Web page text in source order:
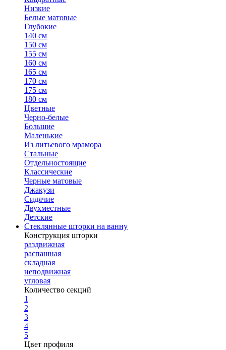
Низкие
Белые матовые
Глубокие
140 см
150 см
155 см
160 см
165 см
170 см
175 см
180 см
Цветные
Черно-белые
Большие
Маленькие
Из литьевого мрамора
Стальные
Отдельностоящие
Классические
Черные матовые
Джакузи
Сидячие
Двухместные
Детские
Стеклянные шторки на ванну
Конструкция шторки
раздвижная
распашная
складная
неподвижная
угловая
Количество секций
1
2
3
4
5
Цвет профиля